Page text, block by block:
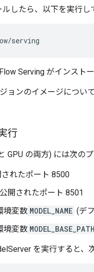
したら、以下を実行し
Serving がインスト
ョンのイメージについ
行
GPU の両方) には次の
れたポート 8500
開されたポート 8501
境変数 MODEL_NAME (デ
境変数 MODEL_BASE_PATH
を実行すると、